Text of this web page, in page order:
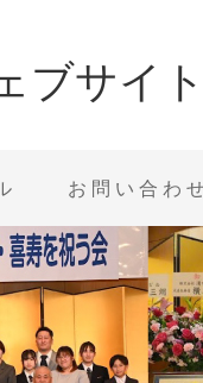
ブサイト
お問い合わ